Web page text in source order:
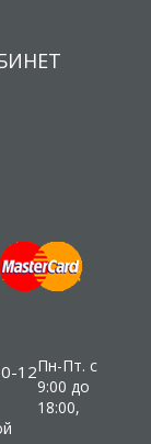
12Пн-Пт. с
9:00 до
18:00,